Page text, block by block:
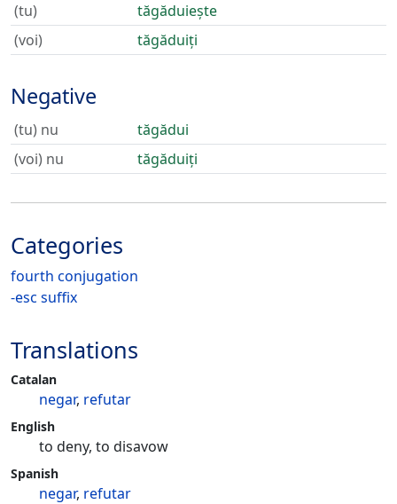
(tu)
tăgăduiește
(voi)
tăgăduiți
Negative
(tu) nu
tăgădui
(voi) nu
tăgăduiți
Categories
fourth conjugation
-esc suffix
Translations
Catalan
negar, refutar
English
to deny, to disavow
Spanish
negar, refutar